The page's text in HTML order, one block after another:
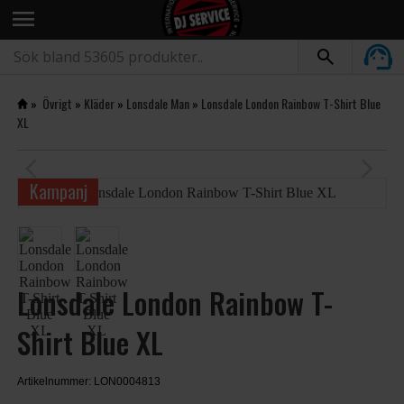
menu
» Övrigt » Kläder» Lonsdale Man» Lonsdale London Rainbow T-Shirt Blue
XL
Kampanj
Lonsdale London Rainbow T-
Shirt Blue XL
Artikelnummer: LON0004813